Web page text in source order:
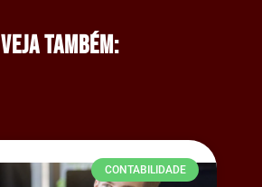
Veja também:
CONTABILIDADE